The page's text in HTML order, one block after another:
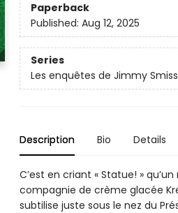
Paperback
Published: Aug 12, 2025
Series
Les enquêtes de Jimmy Smiss
Description Bio Details
C’est en criant « Statue! »
compagnie de crème glacée
subtilise juste sous le nez du